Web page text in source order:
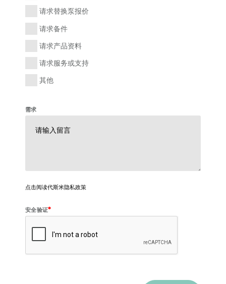
请求替换泵报价
请求备件
请求产品资料
请求服务或支持
其他
需求
点击阅读代斯米隐私政策
安全验证*